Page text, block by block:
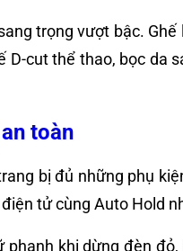
trọng vượt bậc.
cut thể thao, bọc
toàn
bị đủ những phụ
tử cùng Auto Hold
khi dừng đèn